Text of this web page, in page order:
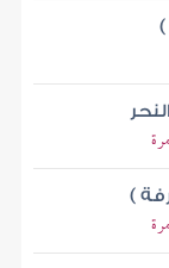
)
)